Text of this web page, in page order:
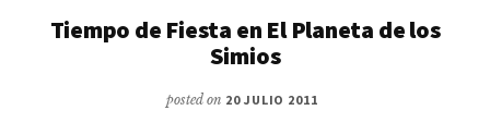
Tiempo de Fiesta en El Planeta de los
Simios
posted on 20 JULIO 2011